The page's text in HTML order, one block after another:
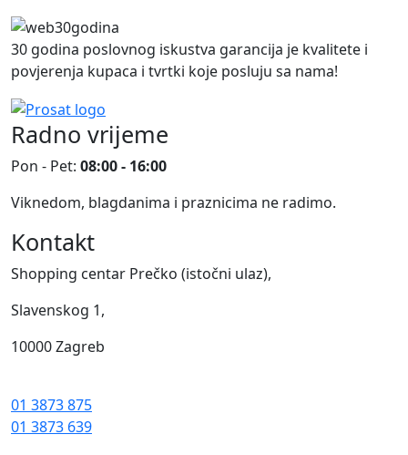
30 godina poslovnog iskustva garancija je kvalitete i
povjerenja kupaca i tvrtki koje posluju sa nama!
Radno vrijeme
Pon - Pet: 08:00 - 16:00
Viknedom, blagdanima i praznicima ne radimo.
Kontakt
Shopping centar Prečko (istočni ulaz),
Slavenskog 1,
10000 Zagreb
01 3873 875
01 3873 639